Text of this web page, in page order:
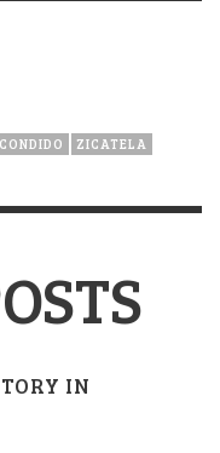
ZICATELA
IN